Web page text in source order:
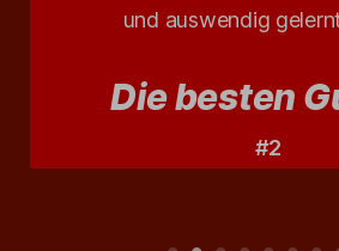
und auswendig
Die besten
#2